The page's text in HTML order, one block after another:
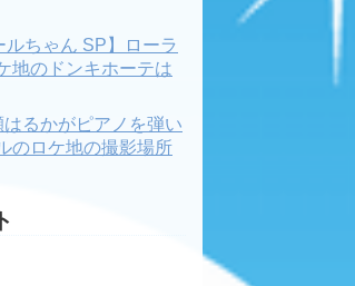
ルちゃん SP】ローラ
地のドンキホーテは
はるかがピアノを弾い
のロケ地の撮影場所